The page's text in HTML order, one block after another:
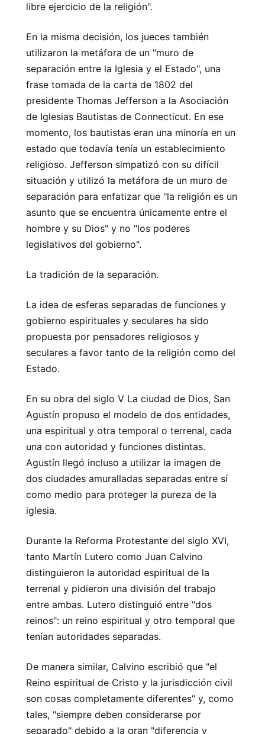
libre ejercicio de la religión".
En la misma decisión, los jueces también
utilizaron la metáfora de un "muro de
separación entre la Iglesia y el Estado", una
frase tomada de la carta de 1802 del
presidente Thomas Jefferson a la Asociación
de Iglesias Bautistas de Connecticut. En ese
momento, los bautistas eran una minoría en un
estado que todavía tenía un establecimiento
religioso. Jefferson simpatizó con su difícil
situación y utilizó la metáfora de un muro de
separación para enfatizar que "la religión es un
asunto que se encuentra únicamente entre el
hombre y su Dios" y no "los poderes
legislativos del gobierno".
La tradición de la separación.
La idea de esferas separadas de funciones y
gobierno espirituales y seculares ha sido
propuesta por pensadores religiosos y
seculares a favor tanto de la religión como del
Estado.
En su obra del siglo V La ciudad de Dios, San
Agustín propuso el modelo de dos entidades,
una espiritual y otra temporal o terrenal, cada
una con autoridad y funciones distintas.
Agustín llegó incluso a utilizar la imagen de
dos ciudades amuralladas separadas entre sí
como medio para proteger la pureza de la
iglesia.
Durante la Reforma Protestante del siglo XVI,
tanto Martín Lutero como Juan Calvino
distinguieron la autoridad espiritual de la
terrenal y pidieron una división del trabajo
entre ambas. Lutero distinguió entre "dos
reinos": un reino espiritual y otro temporal que
tenían autoridades separadas.
De manera similar, Calvino escribió que "el
Reino espiritual de Cristo y la jurisdicción civil
son cosas completamente diferentes" y, como
tales, "siempre deben considerarse por
separado" debido a la gran "diferencia y